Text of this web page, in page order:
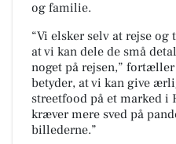
og familie.
“Vi elsker selv at rejse og
at vi kan dele de små
noget på rejsen,”
betyder, at vi kan give
streetfood på et marked i
kræver mere sved på
billederne.”